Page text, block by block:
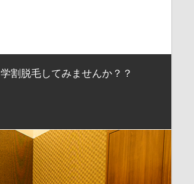
学割脱毛してみませんか？？